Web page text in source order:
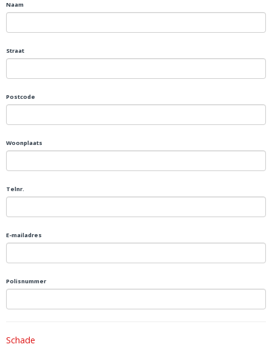
Naam
Straat
Postcode
Woonplaats
Telnr.
E-mailadres
Polisnummer
Schade